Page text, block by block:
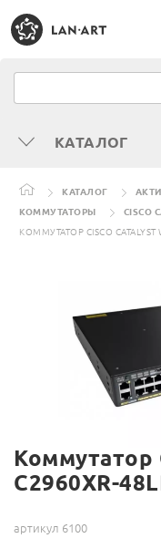
КАТАЛОГ
КАТАЛОГ
КОММУТАТОРЫ
CISCO
КОММУТАТОР CISCO CATALYST
Коммутатор
C2960XR-
артикул 6100